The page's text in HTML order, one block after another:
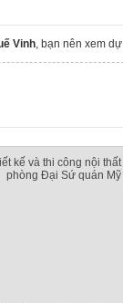
Vinh, bạn nên xem